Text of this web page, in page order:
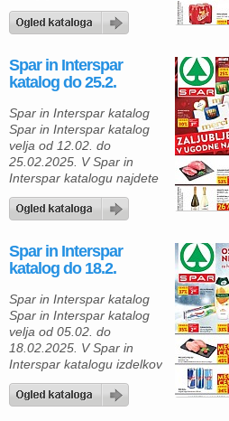
izdelkov, ki so priljubljeni
med strankami zaradi
cen. Med njimi najdemo
tudi izdelke znamke
ISANA, ki so zasnovani za
celovito kozmetično nego.
Na primer, krema za telo
ISANA s karitejevim
maslom in kakavom […]
Spar in Interspar
katalog do 25.2.
Spar in Interspar katalog
Spar in Interspar katalog
velja od 12.02. do
25.02.2025. V Spar in
Interspar katalogu najdete
izbrane izdelke, ki bodo
osrečili vašega ljubljenega
kot je Valentinovo. Za
začetek priporočamo
sveže pripravljen sushi, ki
je pravi užitek za ljubitelje
kulinaričnih specialitet.
Sushi je pripravljen z
ljubeznijo in skrbjo, z
edinstveno […]
Spar in Interspar
katalog do 18.2.
Spar in Interspar katalog
Spar in Interspar katalog
velja od 05.02. do
18.02.2025. V Spar in
Interspar katalogu izdelkov
za osebno nego in
vsakdanje potrebe lahko